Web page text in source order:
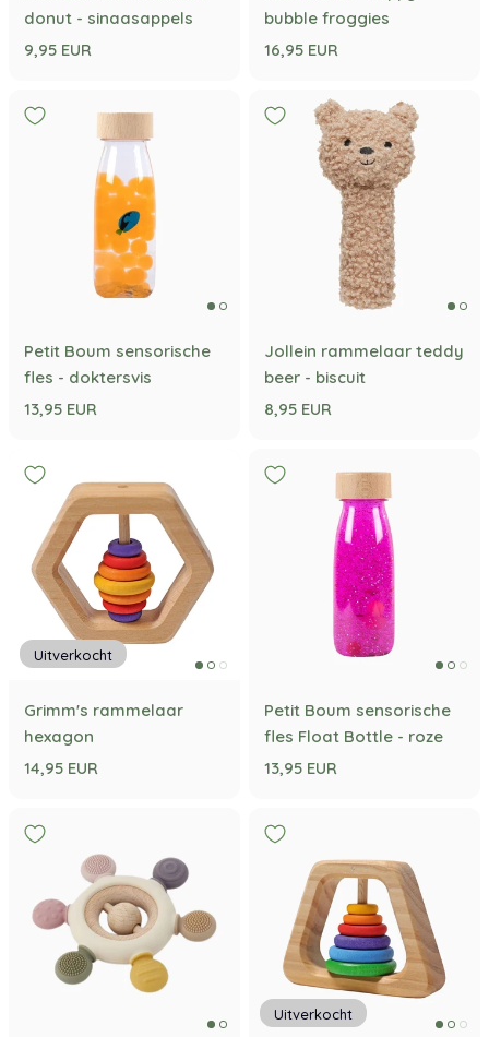
donut - sinaasappels
9,95 EUR
bubble froggies
16,95 EUR
Petit Boum sensorische
fles - doktersvis
13,95 EUR
Jollein rammelaar teddy
beer - biscuit
8,95 EUR
Uitverkocht
Grimm's rammelaar
hexagon
14,95 EUR
Petit Boum sensorische
fles Float Bottle - roze
13,95 EUR
Uitverkocht